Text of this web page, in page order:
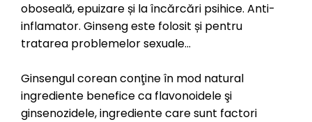
oboseală, epuizare și la încărcări psihice. Anti-
inflamator. Ginseng este folosit și pentru
tratarea problemelor sexuale...
Ginsengul corean conţine în mod natural
ingrediente benefice ca flavonoidele şi
ginsenozidele, ingrediente care sunt factori